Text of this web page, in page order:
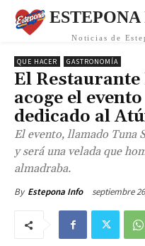
Noticias de
QUE HACER GASTRONOMÍA
El Restaurante
acoge el
dedicado al
El evento, llamado Tuna
y será una velada que
almadraba.
By Estepona Info septiembre